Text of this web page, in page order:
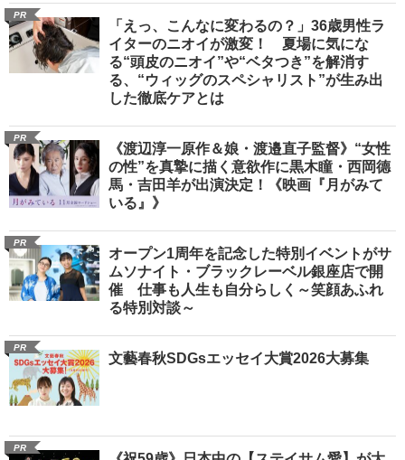
PR
「えっ、こんなに変わるの？」36歳男性ラ
イターのニオイが激変！ 夏場に気にな
る“頭皮のニオイ”や“ベタつき”を解消す
る、“ウィッグのスペシャリスト”が生み出
した徹底ケアとは
PR
《渡辺淳一原作＆娘・渡邉直子監督》“女性
の性”を真摯に描く意欲作に黒木瞳・西岡德
馬・吉田羊が出演決定！《映画『月がみて
いる』》
PR
オープン1周年を記念した特別イベントがサ
ムソナイト・ブラックレーベル銀座店で開
催 仕事も人生も自分らしく～笑顔あふれ
る特別対談～
PR
文藝春秋SDGsエッセイ大賞2026大募集
PR